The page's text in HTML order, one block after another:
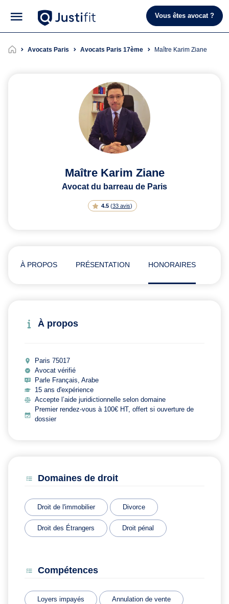
Vous êtes avocat ?
Avocats Paris Avocats Paris 17ème Maître Karim Ziane
Maître Karim Ziane
Avocat du barreau de Paris
4.5 (33 avis)
À PROPOS PRÉSENTATION HONORAIRES
À propos
Paris 75017
Avocat vérifié
Parle Français, Arabe
15 ans d'expérience
Accepte l’aide juridictionnelle selon domaine
Premier rendez-vous à 100€ HT, offert si ouverture de
dossier
Domaines de droit
Droit de l'immobilier Divorce
Droit des Étrangers Droit pénal
Compétences
Loyers impayés Annulation de vente